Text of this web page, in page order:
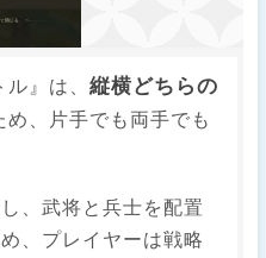
ル』は、縦横どちらの
め、片手でも両手でも
、武将と兵士を配置
、プレイヤーは戦略